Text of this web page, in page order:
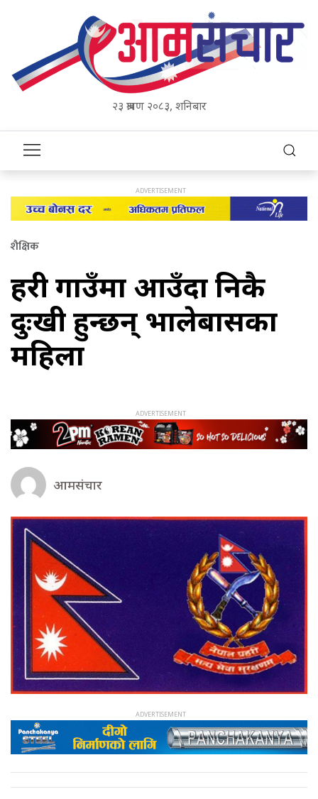
२३ श्रावण २०८३, शनिबार
शैक्षिक
प्रहरी गाउँमा आउँदा निकै
दुःखी हुन्छन् भालेबासका
महिला
आमसंचार